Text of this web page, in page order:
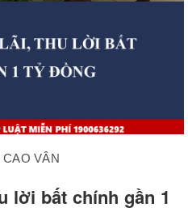
VÂN
lời bất chính gần 1